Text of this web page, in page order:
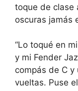
toque de clase
oscuras jamás
“Lo toqué en
y mi Fender
compás de C
vueltas. Puse